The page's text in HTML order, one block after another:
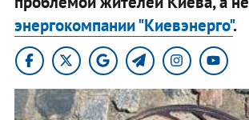
энергокомпании "Киевэнерго".